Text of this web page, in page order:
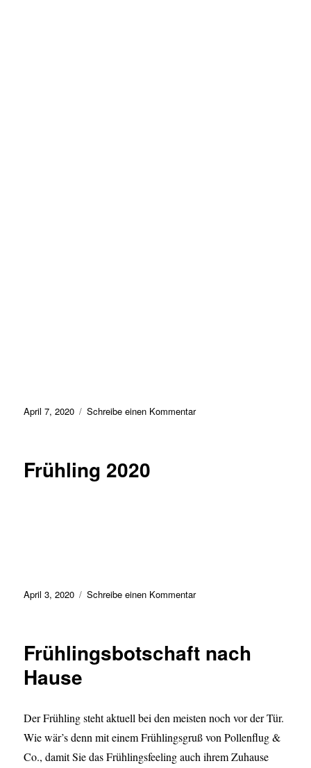
Veröffentlicht
April 7, 2020 Schreibe einen Kommentarzu
Frühling 2020
Veröffentlicht
April 3, 2020 Schreibe einen Kommentarzu
Frühlingsbotschaft nach
Hause
Der Frühling steht aktuell bei den meisten noch vor der Tür.
Wie wär’s denn mit einem Frühlingsgruß von Pollenflug &
Co., damit Sie das Frühlingsfeeling auch ihrem Zuhause